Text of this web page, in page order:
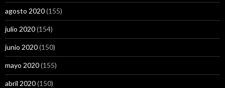
agosto 2020(155)
julio 2020(154)
junio 2020(150)
mayo 2020(155)
abril 2020(150)